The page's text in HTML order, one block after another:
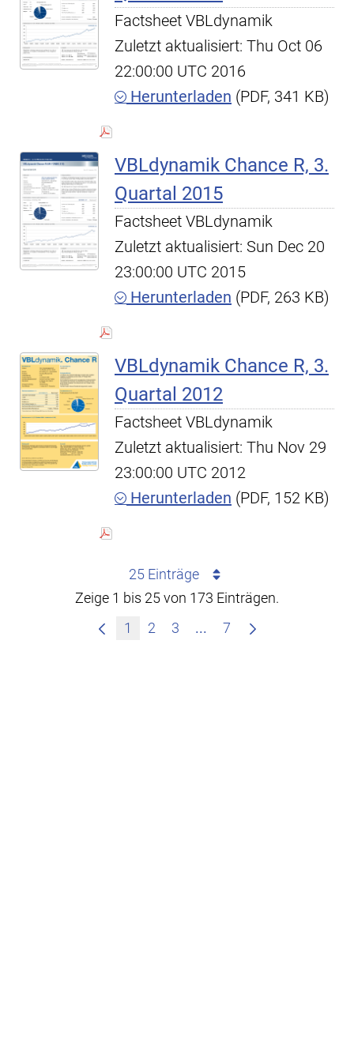
Factsheet VBLdynamik
Zuletzt aktualisiert: Thu Oct 06
22:00:00 UTC 2016
Herunterladen (PDF, 341 KB)
VBLdynamik Chance R, 3.
Quartal 2015
Factsheet VBLdynamik
Zuletzt aktualisiert: Sun Dec 20
23:00:00 UTC 2015
Herunterladen (PDF, 263 KB)
VBLdynamik Chance R, 3.
Quartal 2012
Factsheet VBLdynamik
Zuletzt aktualisiert: Thu Nov 29
23:00:00 UTC 2012
Herunterladen (PDF, 152 KB)
25 Einträge
Zeige 1 bis 25 von 173 Einträgen.
1
2 3 ... Zwischenseiten
7